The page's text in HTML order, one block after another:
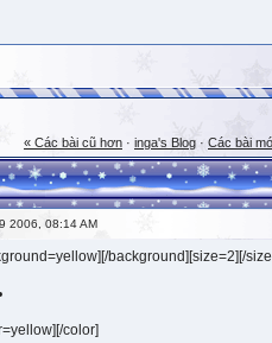
« Các bài cũ hơn · inga's Blog · Các bài
2006, 08:14 AM
background][size=2][/
color]